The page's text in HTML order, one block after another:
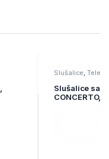
Slušalice,
Slušalice sa
CONCERTO,